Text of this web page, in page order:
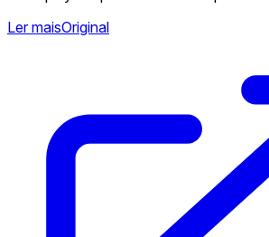
Ler maisOriginal